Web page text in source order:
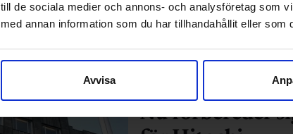
till de sociala medier och annons- och analysföretag som
med annan information som du har tillhandahållit eller
Avvisa
Nu förbereder